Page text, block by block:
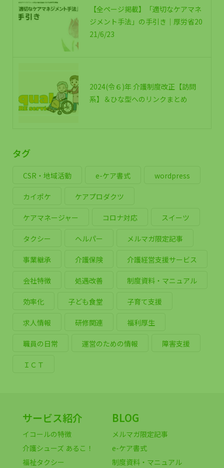
【全ページ掲載】「適切なケアマネ
ジメント手法」の手引き｜厚労省20
21/6/23
2024(令６)年 介護制度改正【訪問
系】＆ひな型へのリンクまとめ
タグ
CSR・地域活動 e-ケア書式 wordpress
カイポケ ケアプロダクツ
ケアマネージャー コロナ対応 スイーツ
タクシー ヘルパー メルマガ限定記事
事業継承 介護保険 介護経営支援サービス
会社特徴 処遇改善 制度資料・マニュアル
効率化 子ども食堂 子育て支援
求人情報 研修関連 福利厚生
職員の日常 運営のための情報 障害支援
ＩＣＴ
サービス紹介
イコールの特徴
介護シューズ あるこ！
福祉タクシー
BLOG
メルマガ限定記事
e-ケア書式
制度資料・マニュアル